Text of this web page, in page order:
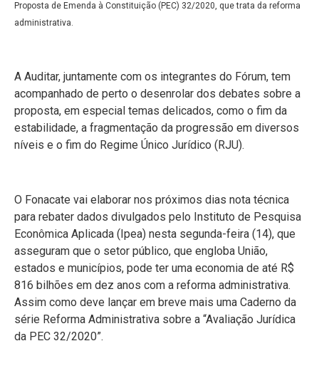
Proposta de Emenda à Constituição (PEC) 32/2020, que trata da reforma
administrativa.
A Auditar, juntamente com os integrantes do Fórum, tem
acompanhado de perto o desenrolar dos debates sobre a
proposta, em especial temas delicados, como o fim da
estabilidade, a fragmentação da progressão em diversos
níveis e o fim do Regime Único Jurídico (RJU).
O Fonacate vai elaborar nos próximos dias nota técnica
para rebater dados divulgados pelo Instituto de Pesquisa
Econômica Aplicada (Ipea) nesta segunda-feira (14), que
asseguram que o setor público, que engloba União,
estados e municípios, pode ter uma economia de até R$
816 bilhões em dez anos com a reforma administrativa.
Assim como deve lançar em breve mais uma Caderno da
série Reforma Administrativa sobre a “Avaliação Jurídica
da PEC 32/2020”.